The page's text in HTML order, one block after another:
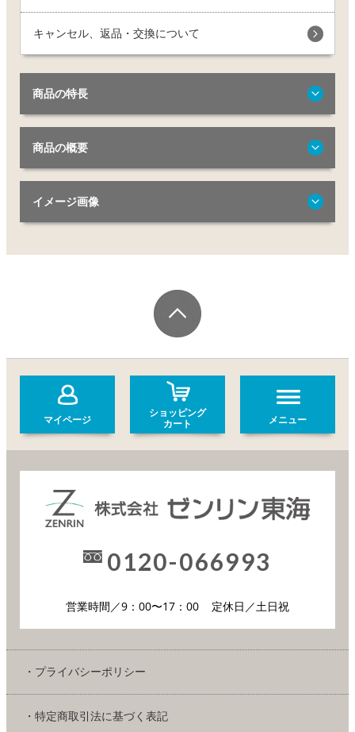
キャンセル、返品・交換について
商品の特長
商品の概要
イメージ画像
マイページ
ショッピング
カート
メニュー
0120-066993
営業時間／9：00〜17：00 定休日／土日祝
・プライバシーポリシー
・特定商取引法に基づく表記